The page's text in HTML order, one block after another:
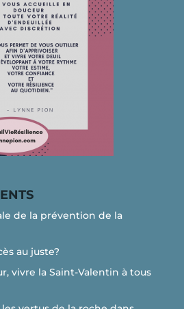
de la prévention de la
au juste?
vivre la Saint-Valentin à tous